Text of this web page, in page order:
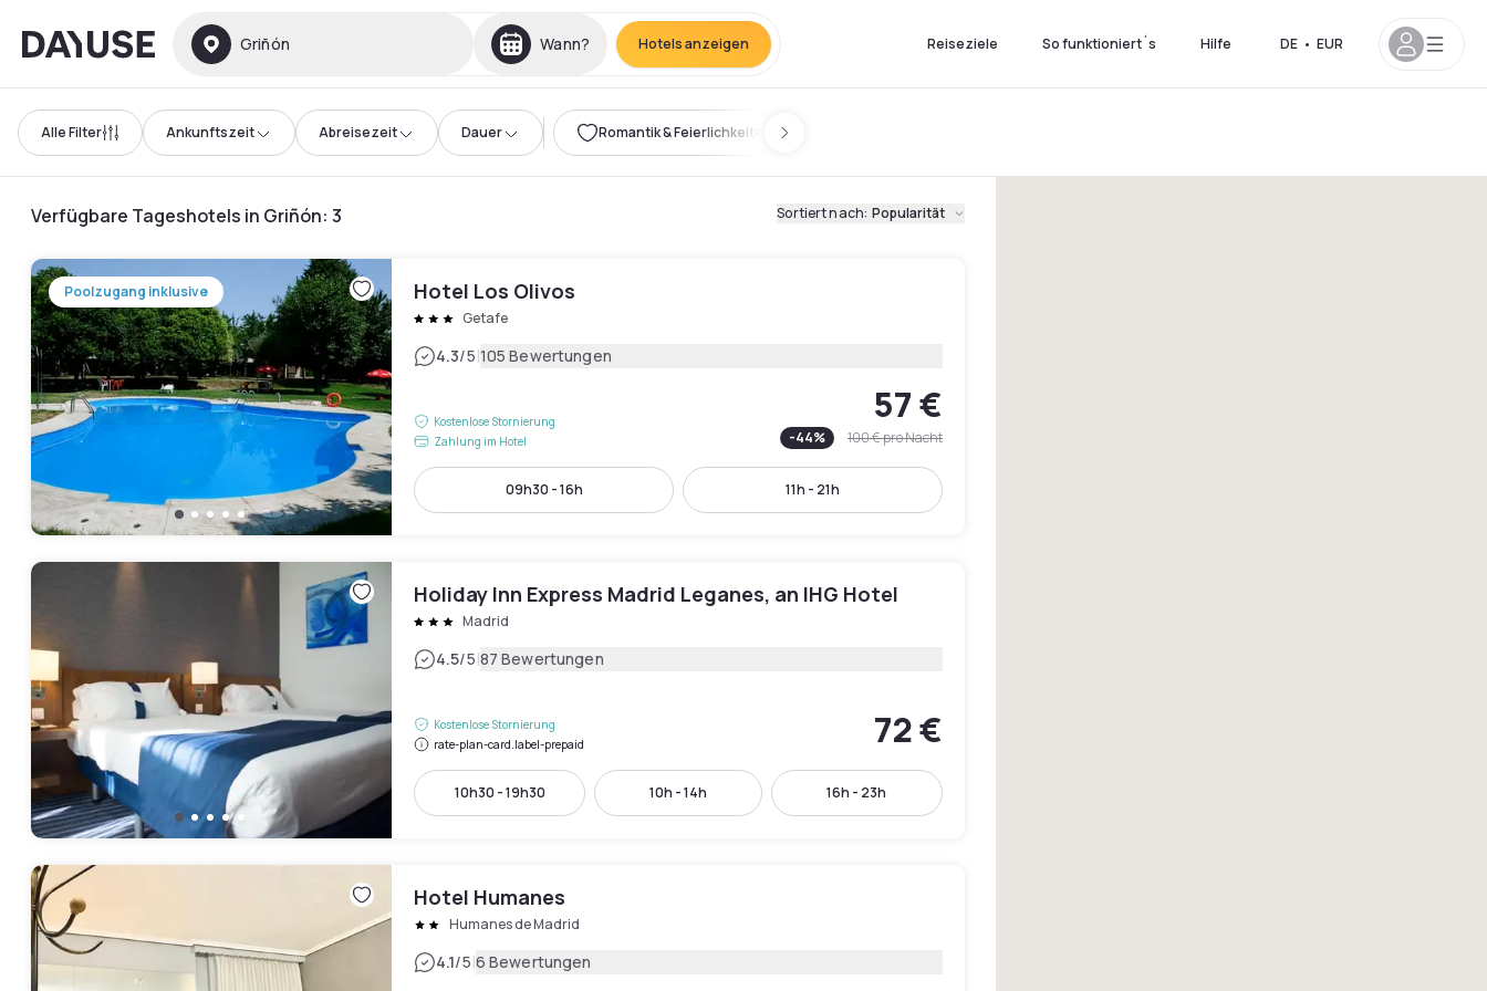
Dayuse Griñón Wann? Hotels anzeigen Reiseziele So funktioniert´s Hilfe DE • EUR
Alle Filter Ankunftszeit Abreisezeit Dauer Romantik & Feierlichkeiten
Verfügbare Tageshotels in Griñón: 3 Sortiert nach: Popularität
Poolzugang inklusive Hotel Los Olivos
Getafe
4.3/5|105 Bewertungen
Kostenlose Stornierung
Zahlung im Hotel
57 €
-44% 100 €pro Nacht
09h30 - 16h 11h - 21h
Holiday Inn Express Madrid Leganes, an IHG Hotel
Madrid
4.5/5|87 Bewertungen
Kostenlose Stornierung
rate-plan-card.label-prepaid
72 €
10h30 - 19h30 10h - 14h 16h - 23h
Hotel Humanes
Humanes de Madrid
4.1/5|6 Bewertungen